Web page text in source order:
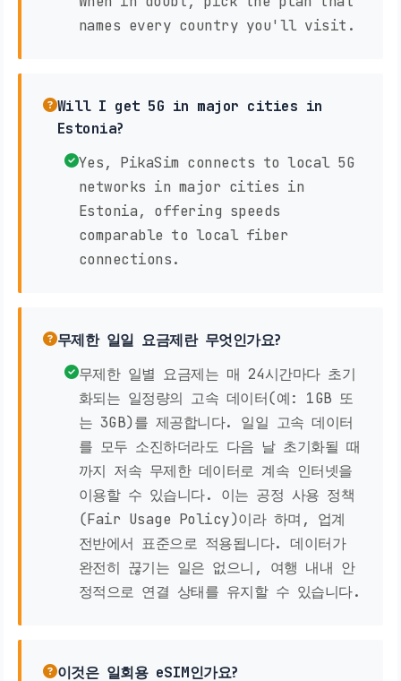
names every country you'll visit.
Will I get 5G in major cities in
Estonia?
Yes, PikaSim connects to local 5G
networks in major cities in
Estonia, offering speeds
comparable to local fiber
connections.
무제한 일일 요금제란 무엇인가요?
무제한 일별 요금제는 매 24시간마다 초기
화되는 일정량의 고속 데이터(예: 1GB 또
는 3GB)를 제공합니다. 일일 고속 데이터
를 모두 소진하더라도 다음 날 초기화될 때
까지 저속 무제한 데이터로 계속 인터넷을
이용할 수 있습니다. 이는 공정 사용 정책
(Fair Usage Policy)이라 하며, 업계
전반에서 표준으로 적용됩니다. 데이터가
완전히 끊기는 일은 없으니, 여행 내내 안
정적으로 연결 상태를 유지할 수 있습니다.
이것은 일회용 eSIM인가요?